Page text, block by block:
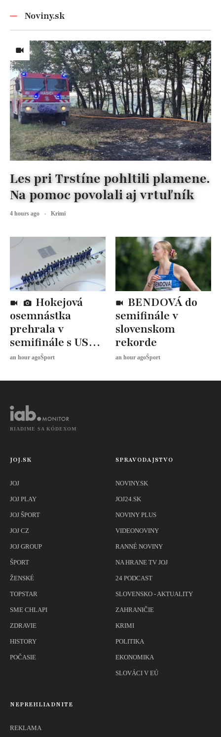
Noviny.sk
osemnástka
prehrala v
semifinále s USA,
zabojuje o BRONZ
an hour agoŠport
semifinále v
slovenskom
rekorde
an hour agoŠport
Les pri Trstíne pohltili plamene.
Na pomoc povolali aj vrtuľník
4 hours ago Krimi
RIADIME SA KÓDEXOM
JOJ.SK
JOJ
JOJ PLAY
JOJ ŠPORT
JOJ CZ
JOJ GROUP
ŠPORT
ŽENSKÉ
TOPSTAR
SME CHLAPI
ZDRAVIE
HISTORY
POČASIE
SPRAVODAJSTVO
NOVINY.SK
JOJ24.SK
NOVINY PLUS
VIDEONOVINY
RANNÉ NOVINY
NA HRANE TV JOJ
24 PODCAST
SLOVENSKO - AKTUALITY
ZAHRANIČIE
KRIMI
POLITIKA
EKONOMIKA
SLOVÁCI V EÚ
NEPREHLIADNITE
REKLAMA